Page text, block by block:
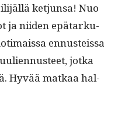
ketjun­sa! Nuo
ja niiden epä­tarku­
ennusteis­sa
jot­ka
Hyvää matkaa hal­